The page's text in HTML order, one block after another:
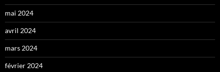
mai 2024
avril 2024
mars 2024
février 2024